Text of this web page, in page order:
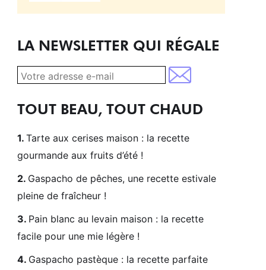
LA NEWSLETTER QUI RÉGALE
TOUT BEAU, TOUT CHAUD
Tarte aux cerises maison : la recette
gourmande aux fruits d’été !
Gaspacho de pêches, une recette estivale
pleine de fraîcheur !
Pain blanc au levain maison : la recette
facile pour une mie légère !
Gaspacho pastèque : la recette parfaite